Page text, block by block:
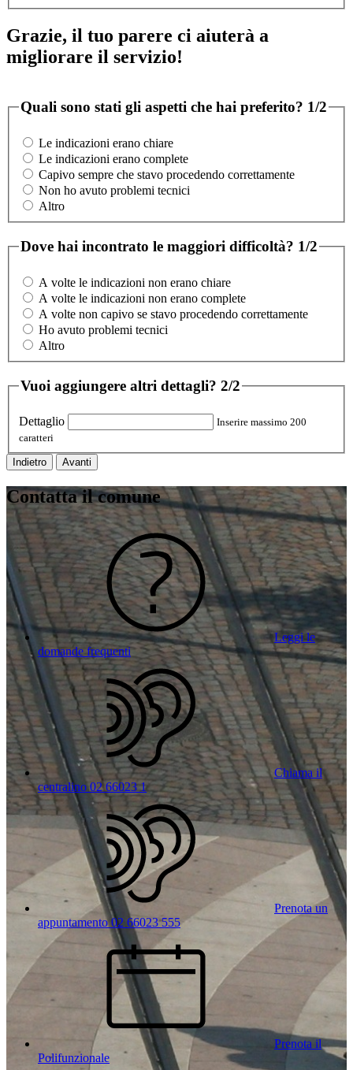
Grazie, il tuo parere ci aiuterà a
migliorare il servizio!
Quali sono stati gli aspetti che hai preferito? 1/2
Le indicazioni erano chiare
Le indicazioni erano complete
Capivo sempre che stavo procedendo correttamente
Non ho avuto problemi tecnici
Altro
Dove hai incontrato le maggiori difficoltà? 1/2
A volte le indicazioni non erano chiare
A volte le indicazioni non erano complete
A volte non capivo se stavo procedendo correttamente
Ho avuto problemi tecnici
Altro
Vuoi aggiungere altri dettagli? 2/2
Dettaglio
Inserire massimo 200
caratteri
Indietro Avanti
Contatta il comune
Leggi le
domande frequenti
Chiama il
centralino 02 66023 1
Prenota un
appuntamento 02 66023 555
Prenota il
Polifunzionale